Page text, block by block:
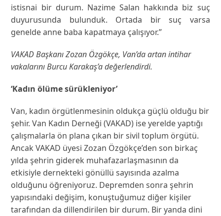
istisnai bir durum. Nazime Salan hakkında biz suç
duyurusunda bulunduk. Ortada bir suç varsa
genelde anne baba kapatmaya çalışıyor.”
VAKAD Başkanı Zozan Özgökçe, Van’da artan intihar
vakalarını Burcu Karakaş’a değerlendirdi.
‘Kadın ölüme sürükleniyor’
Van, kadın örgütlenmesinin oldukça güçlü olduğu bir
şehir. Van Kadın Derneği (VAKAD) ise yerelde yaptığı
çalışmalarla ön plana çıkan bir sivil toplum örgütü.
Ancak VAKAD üyesi Zozan Özgökçe’den son birkaç
yılda şehrin giderek muhafazarlaşmasının da
etkisiyle dernekteki gönüllü sayısında azalma
olduğunu öğreniyoruz. Depremden sonra şehrin
yapısındaki değişim, konuştuğumuz diğer kişiler
tarafından da dillendirilen bir durum. Bir yanda dini